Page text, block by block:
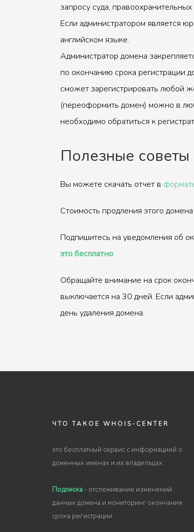
запросу суда,
Если администратором является
английском языке.
Администратор домена
по окончанию срока регистрации
сможет зарегистрировать любой
(переоформить домен) можно в
необходимо обратиться к
Полезные советы
Вы можете скачать отчет в
Стоимость продления этого
Подпишитесь на уведомления об
это бесплатно
Обращайте внимание на срок
выключается на 30 дней. Если
день удаления домена.
ЧТО ТАКОЕ WHOIS-CENTER
это бесплатный сервис с информацией о
доменных именах и их владельцах.
Подписка - отслеживание изменений
данных домена и мониторинг окончания
срока регистрации.